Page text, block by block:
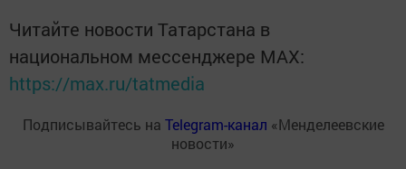
Читайте новости Татарстана в
национальном мессенджере MАХ:
https://max.ru/tatmedia
Подписывайтесь на Telegram-канал «Менделеевские
новости»